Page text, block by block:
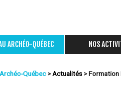
ARCHÉO-QUÉBEC NOS
Québec>Actualités >Formation